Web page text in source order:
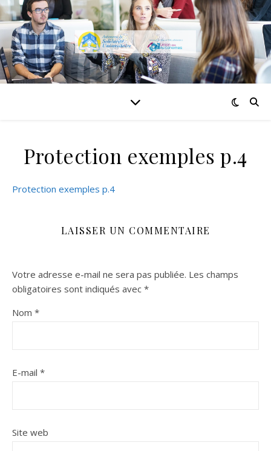
Protection exemples p.4
Protection exemples p.4
LAISSER UN COMMENTAIRE
Votre adresse e-mail ne sera pas publiée. Les champs
obligatoires sont indiqués avec *
Nom *
E-mail *
Site web